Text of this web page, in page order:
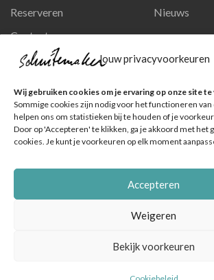
Jouw privacyvoorkeuren
Wij gebruiken cookies om je ervaring op onze site
Sommige cookies zijn nodig voor het functioneren van
helpen ons om statistieken bij te houden of je
Door op 'Accepteren' te klikken, ga je akkoord met het
cookies. Je kunt je voorkeuren op elk moment
Accepteren
Weigeren
Bekijk voorkeuren
Reserveren
Contact
Privacy en persoonsgegevens
Nieuws
Ga naar onze pagina
Volg ons op Instagram
Ga naar onze pagina
© Schuitemaker Vis , foto's zijn o.a. van het